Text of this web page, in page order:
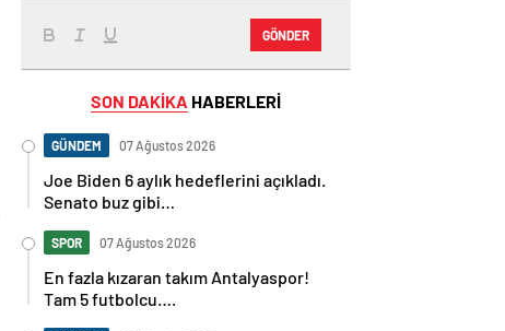
GÖNDER
SON DAKİKA HABERLERİ
GÜNDEM 07 Ağustos 2026
Joe Biden 6 aylık hedeflerini açıkladı.
Senato buz gibi…
SPOR 07 Ağustos 2026
En fazla kızaran takım Antalyaspor!
Tam 5 futbolcu….